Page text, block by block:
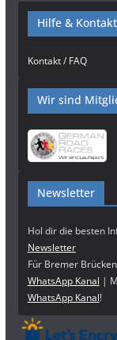
Hilfe & Kontakt
Kontakt / FAQ
Wir sind
Newsletter
Hol dir die besten
Newsletter
Für Bremer
WhatsApp Kanal |
WhatsApp Kanal!